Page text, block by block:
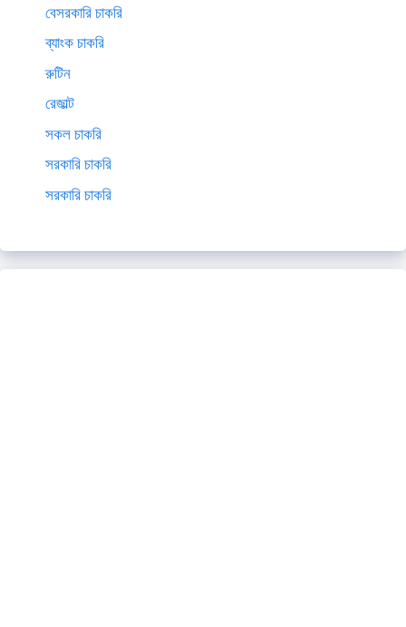
বেসরকারি চাকরি
ব্যাংক চাকরি
রুটিন
রেজাল্ট
সকল চাকরি
সরকারি চাকরি
সরকারি চাকরি